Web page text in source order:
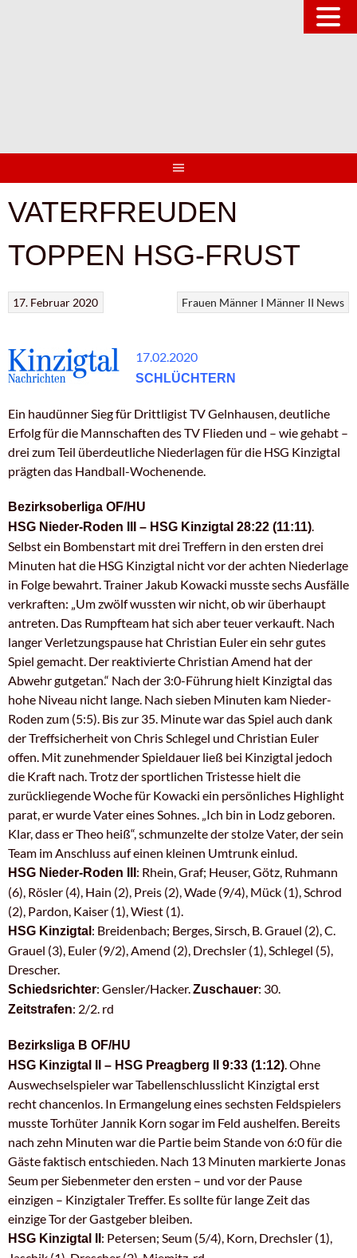
VATERFREUDEN
TOPPEN HSG-FRUST
Frauen Männer I Männer II News
17. Februar 2020
17.02.2020
SCHLÜCHTERN
Ein haudünner Sieg für Drittligist TV Gelnhausen, deutliche
Erfolg für die Mannschaften des TV Flieden und – wie gehabt –
drei zum Teil überdeutliche Niederlagen für die HSG Kinzigtal
prägten das Handball-Wochenende.
Bezirksoberliga OF/HU
HSG Nieder-Roden III – HSG Kinzigtal 28:22 (11:11)
Selbst ein Bombenstart mit drei Treffern in den ersten drei
Minuten hat die HSG Kinzigtal nicht vor der achten Niederlage
in Folge bewahrt. Trainer Jakub Kowacki musste sechs Ausfälle
verkraften: „Um zwölf wussten wir nicht, ob wir überhaupt
antreten. Das Rumpfteam hat sich aber teuer verkauft. Nach
langer Verletzungspause hat Christian Euler ein sehr gutes
Spiel gemacht. Der reaktivierte Christian Amend hat der
Abwehr gutgetan.“ Nach der 3:0-Führung hielt Kinzigtal das
hohe Niveau nicht lange. Nach sieben Minuten kam Nieder-
Roden zum (5:5). Bis zur 35. Minute war das Spiel auch dank
der Treffsicherheit von Chris Schlegel und Christian Euler
offen. Mit zunehmender Spieldauer ließ bei Kinzigtal jedoch
die Kraft nach. Trotz der sportlichen Tristesse hielt die
zurückliegende Woche für Kowacki ein persönliches Highlight
parat, er wurde Vater eines Sohnes. „Ich bin in Lodz geboren.
Klar, dass er Theo heiß“, schmunzelte der stolze Vater, der sein
Team im Anschluss auf einen kleinen Umtrunk einlud.
HSG Nieder-Roden III : Rhein, Graf; Heuser, Götz, Ruhmann
(6), Rösler (4), Hain (2), Preis (2), Wade (9/4), Mück (1), Schrod
(2), Pardon, Kaiser (1), Wiest (1).
HSG Kinzigtal : Breidenbach; Berges, Sirsch, B. Grauel (2), C.
Grauel (3), Euler (9/2), Amend (2), Drechsler (1), Schlegel (5),
Drescher.
Schiedsrichter: Gensler/Hacker. Zuschauer: 30.
Zeitstrafen: 2/2. rd
Bezirksliga B OF/HU
HSG Kinzigtal II – HSG Preagberg II 9:33 (1:12) . Ohne
Auswechselspieler war Tabellenschlusslicht Kinzigtal erst
recht chancenlos. In Ermangelung eines sechsten Feldspielers
musste Torhüter Jannik Korn sogar im Feld aushelfen. Bereits
nach zehn Minuten war die Partie beim Stande von 6:0 für die
Gäste faktisch entschieden. Nach 13 Minuten markierte Jonas
Seum per Siebenmeter den ersten – und vor der Pause
einzigen – Kinzigtaler Treffer. Es sollte für lange Zeit das
einzige Tor der Gastgeber bleiben.
HSG Kinzigtal II : Petersen; Seum (5/4), Korn, Drechsler (1),